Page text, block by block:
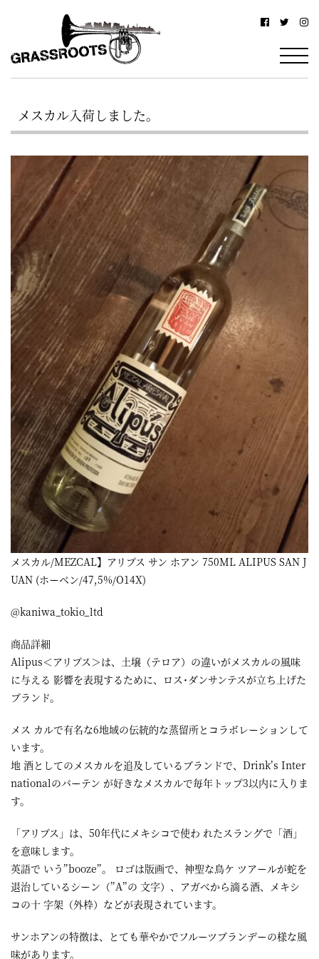
浜
グ
ス
ル
ー
ツ
–
YOKOHAMA
Grassroots
–
駅
北
西
口
か
徒
歩
約
3
分・
鶴
屋
町
に
あ
る
ダ
イ
ニ
ン
グ
バ
ー
メスカル入荷しました。
メスカル/MEZCAL】アリプス サン ホアン 750ML ALIPUS SAN J
UAN (ホーベン/47,5%/O14X)
@kaniwa_tokio_ltd
商品詳細
Alipus＜アリプス＞は、土壌（テロア）の違いがメスカルの風味
に与える 影響を表現するために、ロス･ダンサンテスが立ち上げた
ブランド。
メス カルで有名な6地域の伝統的な蒸留所とコラボレーションして
います。
地 酒としてのメスカルを追及しているブランドで、Drink’s Inter
nationalのバーテン が好きなメスカルで毎年トップ3以内に入りま
す。
「アリプス」は、50年代にメキシコで使わ れたスラングで「酒」
を意味します。
英語で いう”booze”。 ロゴは版画で、神聖な鳥ケ ツアールが蛇を
退治しているシーン（”A”の 文字）、アガべから滴る酒、メキシ
コの十 字架（外枠）などが表現されています。
サンホアンの特徴は、とても華やかでフルーツブランデーの様な風
味があります。